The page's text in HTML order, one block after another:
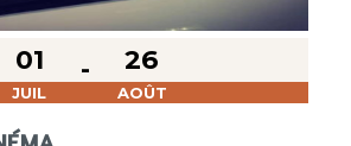
01
JUIL
26
AOÛT